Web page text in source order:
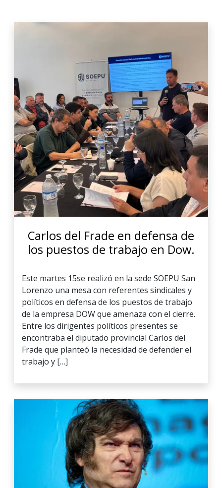
Carlos del Frade en defensa de
los puestos de trabajo en Dow.
Este martes 15se realizó en la sede SOEPU San
Lorenzo una mesa con referentes sindicales y
políticos en defensa de los puestos de trabajo
de la empresa DOW que amenaza con el cierre.
Entre los dirigentes políticos presentes se
encontraba el diputado provincial Carlos del
Frade que planteó la necesidad de defender el
trabajo y […]